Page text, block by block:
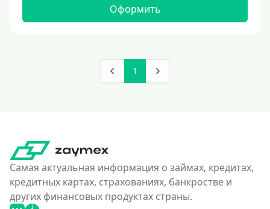
180000 руб
4500000 руб
500000 руб
550000 руб
600 тысяч
Оформить
1
Самая актуальная информация о займах, кредитах,
кредитных картах, страхованиях, банкростве и
других финансовых продуктах страны.